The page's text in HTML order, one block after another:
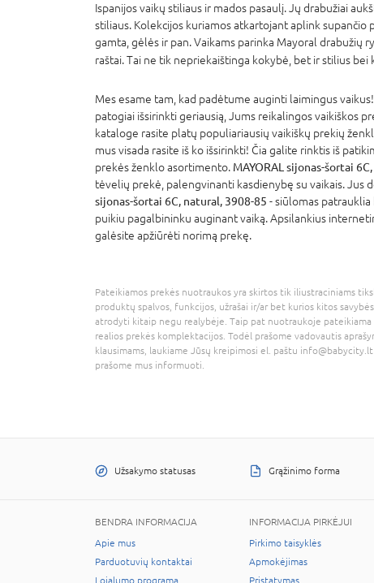
Ispanijos vaikų stiliaus ir mados pasaulį. Jų drabužiai
stiliaus. Kolekcijos kuriamos atkartojant aplink supančio
gamta, gėlės ir pan. Vaikams parinka Mayoral drabužių
raštai. Tai ne tik nepriekaištinga kokybė, bet ir stilius bei
Mes esame tam, kad padėtume auginti laimingus
patogiai išsirinkti geriausią, Jums reikalingos vaikiškos
kataloge rasite platų populiariausių vaikiškų prekių
mus visada rasite iš ko išsirinkti! Čia galite rinktis iš
prekės ženklo asortimento. MAYORAL sijonas-šortai
tėvelių prekė, palengvinanti kasdienybę su vaikais. Jus
sijonas-šortai 6C, natural, 3908-85 - siūlomas
puikiu pagalbininku auginant vaiką. Apsilankius
galėsite apžiūrėti norimą prekę.
Pateikiamos prekės nuotraukos yra skirtos tik iliustraciniams
produktų spalvos, funkcijos, užrašai ir/ar bet kurios kitos
atrodyti kitaip negu realybėje. Taip pat nuotraukoje
realios prekės komplektacijos. Todėl prašome vadovautis
klausimams, laukiame Jūsų kreipimosi el. paštu info@babycity.lt
prašome mus informuoti.
Užsakymo statusas Grąžinimo forma
BENDRA INFORMACIJA
Apie mus
Parduotuvių kontaktai
Lojalumo programa
INFORMACIJA PIRKĖJUI
Pirkimo taisyklės
Apmokėjimas
Pristatymas